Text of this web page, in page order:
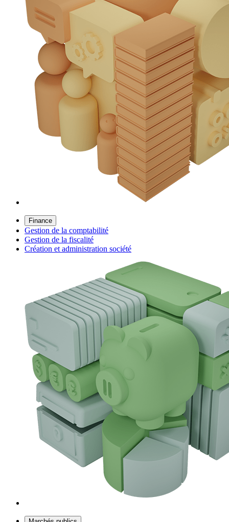
Finance
Gestion de la comptabilité
Gestion de la fiscalité
Création et administration société